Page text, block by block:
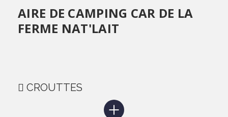
AIRE DE CAMPING CAR DE LA
FERME NAT'LAIT
CROUTTES